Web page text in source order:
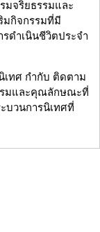
มจริยธรรมและ
มกิจกรรมที่มี
ดำเนินชีวิตประจำ
เทศ กำกับ ติดตาม
รมและคุณลักษณะที่
บวนการนิเทศที่